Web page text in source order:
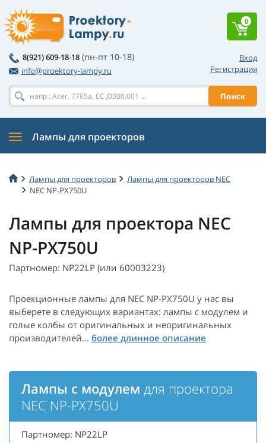
Вход
Регистрация
8(921) 609-18-18 (пн-пт 10-18)
info@proektory-lampy.ru
Поиск
0
Лампы для проекторов
Лампы для проекторов
Лампы для проекторов NEC
NEC NP-PX750U
Лампы для проектора NEC
NP-PX750U
Партномер: NP22LP (или 60003223)
Проекционные лампы для NEC NP-PX750U у нас вы
выберете в следующих вариантах: лампы с модулем и
голые колбы от оригинальных и неоригинальных
производителей...
Лампы с модулем для проектора
NEC NP-PX750U
Партномер: NP22LP